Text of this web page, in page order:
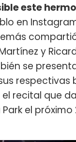
este
en
y
se
respectivas
recital que
el próximo